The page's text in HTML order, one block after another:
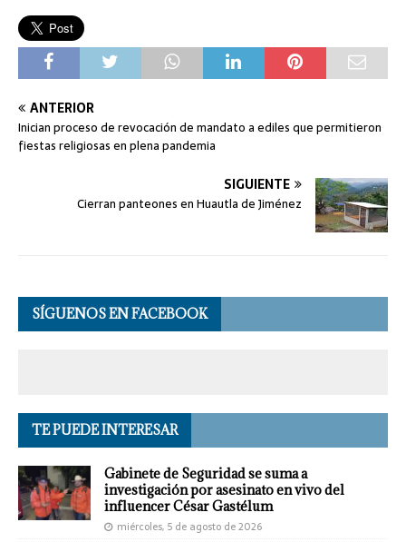
ANTERIOR
Inician proceso de revocación de mandato a ediles que permitieron
fiestas religiosas en plena pandemia
SIGUIENTE
Cierran panteones en Huautla de Jiménez
SÍGUENOS EN FACEBOOK
TE PUEDE INTERESAR
Gabinete de Seguridad se suma a
investigación por asesinato en vivo del
influencer César Gastélum
miércoles, 5 de agosto de 2026